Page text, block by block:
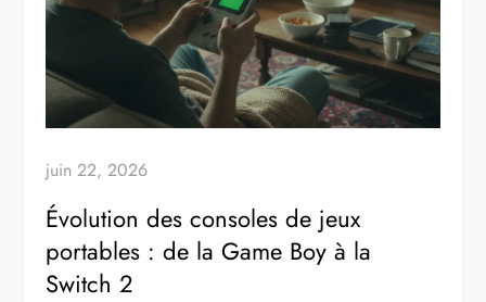
juin 22, 2026
Évolution des consoles de jeux
portables : de la Game Boy à la
Switch 2